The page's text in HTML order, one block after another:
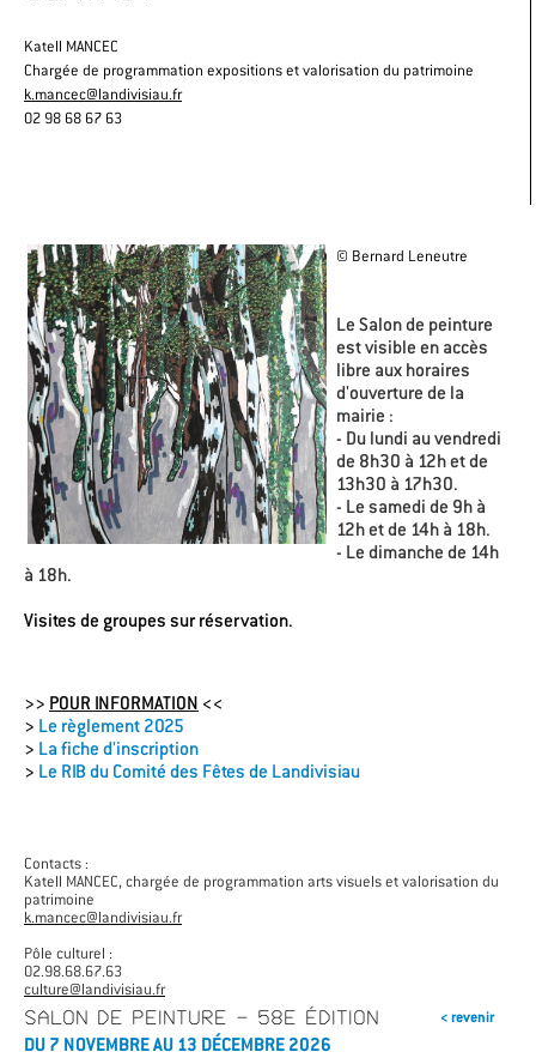
Katell MANCEC
Chargée de programmation expositions et valorisation du patrimoine
k.mancec@landivisiau.fr
02 98 68 67 63
© Bernard Leneutre
Le Salon de peinture
est visible en accès
libre aux horaires
d'ouverture de la
mairie :
- Du lundi au vendredi
de 8h30 à 12h et de
13h30 à 17h30.
- Le samedi de 9h à
12h et de 14h à 18h.
- Le dimanche de 14h
à 18h.
Visites de groupes sur réservation.
>> POUR INFORMATION <<
> Le règlement 2025
> La fiche d'inscription
> Le RIB du Comité des Fêtes de Landivisiau
Contacts :
Katell MANCEC, chargée de programmation arts visuels et valorisation du
patrimoine
k.mancec@landivisiau.fr
Pôle culturel :
02.98.68.67.63
culture@landivisiau.fr
< revenir
SALON DE PEINTURE - 58E ÉDITION
DU 7 NOVEMBRE AU 13 DÉCEMBRE 2026